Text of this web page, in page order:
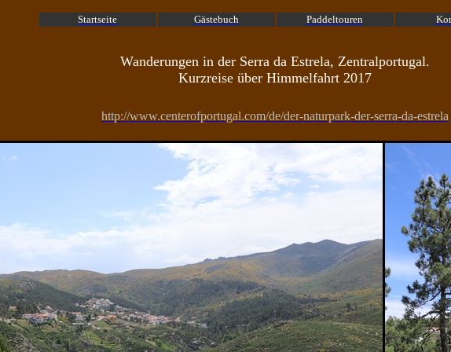
Startseite Gästebuch Paddeltouren
Wanderungen in der Serra da Estrela, Zentralportugal.
Kurzreise über Himmelfahrt 2017
http://www.centerofportugal.com/de/der-naturpark-der-serra-da-estrela